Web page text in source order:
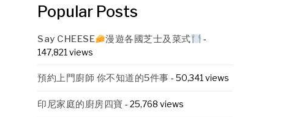
Popular Posts
Say CHEESE 漫遊各國芝士及菜式
-
147,821 views
預約上門廚師 你不知道的5件事 - 50,341 views
印尼家庭的廚房四寶 - 25,768 views